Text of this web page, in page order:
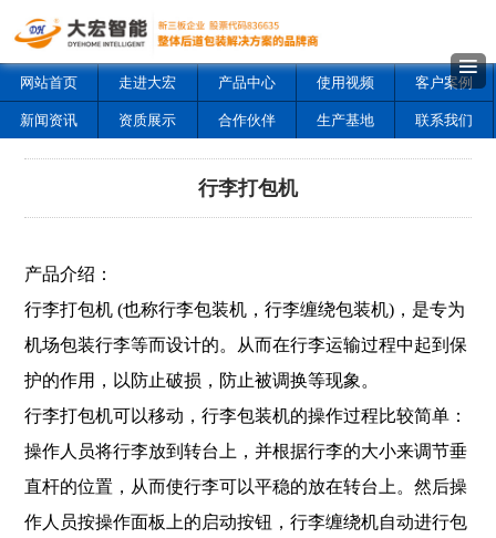
网站首页 走进大宏 产品中心 使用视频 客户案例
新闻资讯 资质展示 合作伙伴 生产基地 联系我们
行李打包机
产品介绍：
行李打包机 (也称行李包装机，行李缠绕包装机)，是专为
机场包装行李等而设计的。从而在行李运输过程中起到保
护的作用，以防止破损，防止被调换等现象。
行李打包机可以移动，行李包装机的操作过程比较简单：
操作人员将行李放到转台上，并根据行李的大小来调节垂
直杆的位置，从而使行李可以平稳的放在转台上。然后操
作人员按操作面板上的启动按钮，行李缠绕机自动进行包